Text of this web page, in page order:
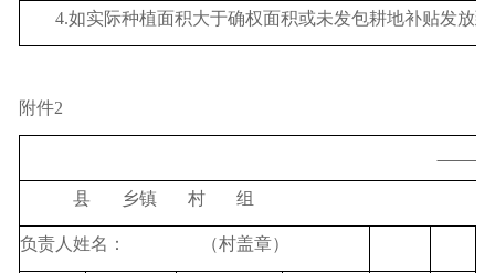
4.如实际种植面积大于确权面积或未发包耕地补贴发放
附件2
县 乡镇 村 组
负责人姓名： （村盖章）